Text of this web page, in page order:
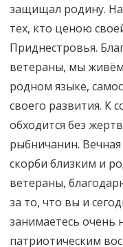
защищал родину.
тех, кто ценою
Приднестровья.
ветераны, мы
родном языке,
своего развития. К
обходится без
рыбничанин.
скорби близким и
ветераны,
за то, что вы и
занимаетесь
патриотическим